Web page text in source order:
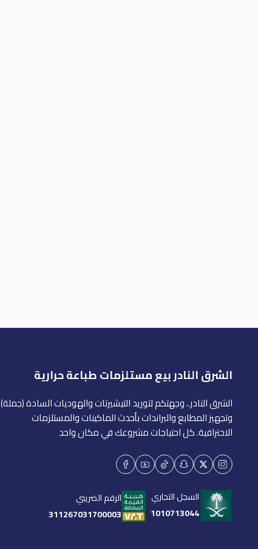
الشرق النادر بيع مستلزمات طباعة حرارية
الشرق النادر.. وجهتكم لتوريد التيشيرتات والهوديات السادة (جملة)
وتجهيز المطابع والبراندات بأحدث الماكينات والمستلزمات
الاحترافية. كل احتياجات مشروعك في مكان واحد
السجل التجاري
1010713044
الرقم الضريبي
311267031700003